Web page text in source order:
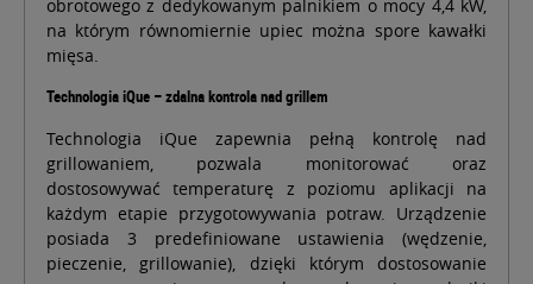
obrotowego z dedykowanym palnikiem o mocy 4,4 kW,
na którym równomiernie upiec można spore kawałki
mięsa.
Technologia iQue – zdalna kontrola nad grillem
Technologia iQue zapewnia pełną kontrolę nad
grillowaniem, pozwala monitorować oraz
dostosowywać temperaturę z poziomu aplikacji na
każdym etapie przygotowywania potraw. Urządzenie
posiada 3 predefiniowane ustawienia (wędzenie,
pieczenie, grillowanie), dzięki którym dostosowanie